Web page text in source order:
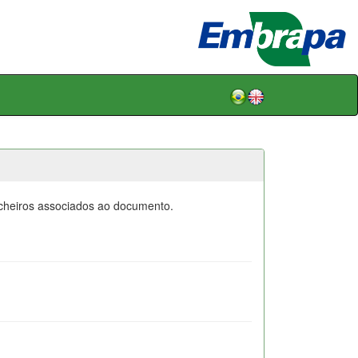
associados ao documento.